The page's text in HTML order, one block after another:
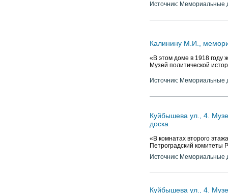
Источник: Мемориальные
Калинину М.И.,
«В этом доме в 1918
Музей политической
Источник: Мемориальные
Куйбышева ул., 4.
доска
«В комнатах второго
Петроградский
Источник: Мемориальные
Куйбышева ул., 4.